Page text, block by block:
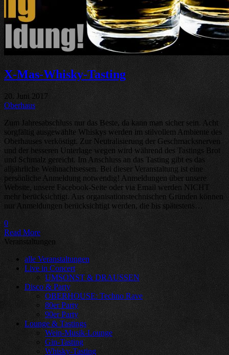
X-Mas-Whisky-Tasting
20. Juni 2017
Oberhaus
Zum Jahresabschluss nur das Beste, da kann man sicher sein. Acht
sorgfältig ausgewählte Whiskys werden im stilvollem Ambiente des
Oberhauses verköstigt. Zur Neutralisierung der Geschmacksnerven
und der besseren Unterlage wegen wird während des Tastings Brot
und Schmalz gereicht. Im Anschluss an das Tasting gibt es das
alljährliche Weihnachtsessen. Bei dieser Veranstaltung ist eine
persönliche Anmeldung notwendig! Anmeldungen über unsere
Website, unsere Facebook-Seite oder via Email werden NICHT
mehr berücksichtigt. Aus organisationstechnischen Gründen können
nur Anmeldungen berücksichtigt werden, die bis spätestens…
0
Read More
Veranstaltungen
alle Veranstaltungen
Live in Concert
UMSONST & DRAUSSEN
Disco & Party
OBERHOUSE: Techno Rave
80er Party
90er Party
Lounge & Tastings
Wein-Musik-Lounge
Gin-Tasting
Whisky-Tasting